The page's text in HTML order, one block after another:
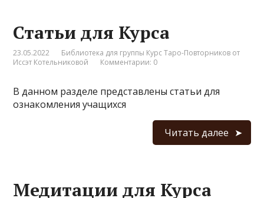
Статьи для Курса
23.05.2022
Библиотека для группы Курс Таро-Повторников от
Иссэт Котельниковой
Комментарии: 0
В данном разделе представлены статьи для
ознакомления учащихся
Читать далее
Медитации для Курса